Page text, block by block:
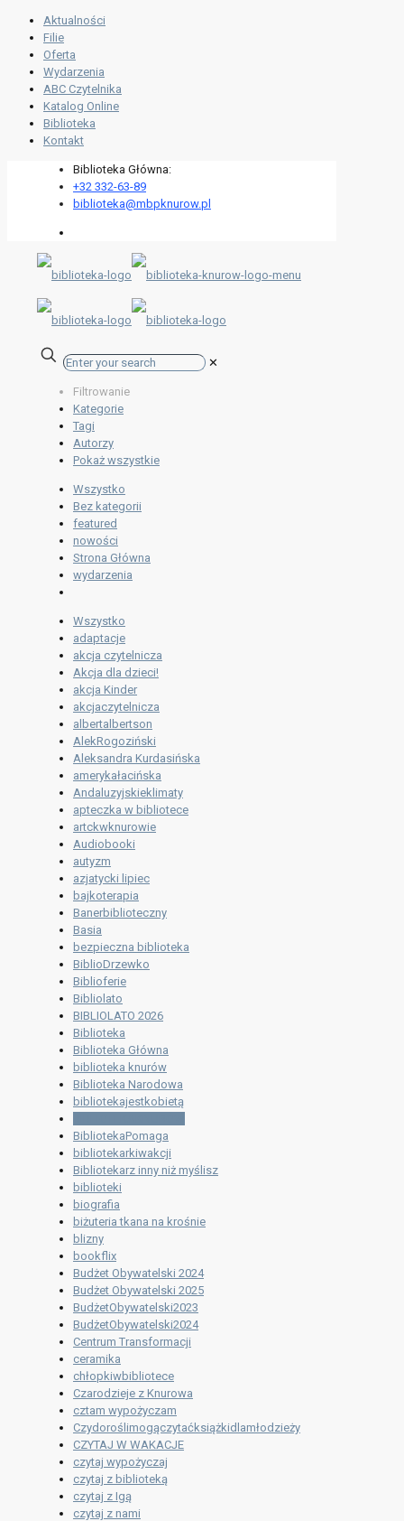
Aktualności
Filie
Oferta
Wydarzenia
ABC Czytelnika
Katalog Online
Biblioteka
Kontakt
Biblioteka Główna:
+32 332-63-89
biblioteka@mbpknurow.pl
✕
Filtrowanie
Kategorie
Tagi
Autorzy
Pokaż wszystkie
Wszystko
Bez kategorii
featured
nowości
Strona Główna
wydarzenia
Wszystko
adaptacje
akcja czytelnicza
Akcja dla dzieci!
akcja Kinder
akcjaczytelnicza
albertalbertson
AlekRogoziński
Aleksandra Kurdasińska
amerykałacińska
Andaluzyjskieklimaty
apteczka w bibliotece
artckwknurowie
Audiobooki
autyzm
azjatycki lipiec
bajkoterapia
Banerbiblioteczny
Basia
bezpieczna biblioteka
BiblioDrzewko
Biblioferie
Bibliolato
BIBLIOLATO 2026
Biblioteka
Biblioteka Główna
biblioteka knurów
Biblioteka Narodowa
bibliotekajestkobietą
BibliotekaPomaga
bibliotekarkiwakcji
Bibliotekarz inny niż myślisz
biblioteki
biografia
biżuteria tkana na krośnie
blizny
bookflix
Budżet Obywatelski 2024
Budżet Obywatelski 2025
BudżetObywatelski2023
BudżetObywatelski2024
Centrum Transformacji
ceramika
chłopkiwbibliotece
Czarodzieje z Knurowa
cztam wypożyczam
Czydoroślimogączytaćksiążkidlamłodzieży
CZYTAJ W WAKACJE
czytaj wypożyczaj
czytaj z biblioteką
czytaj z Igą
czytaj z nami